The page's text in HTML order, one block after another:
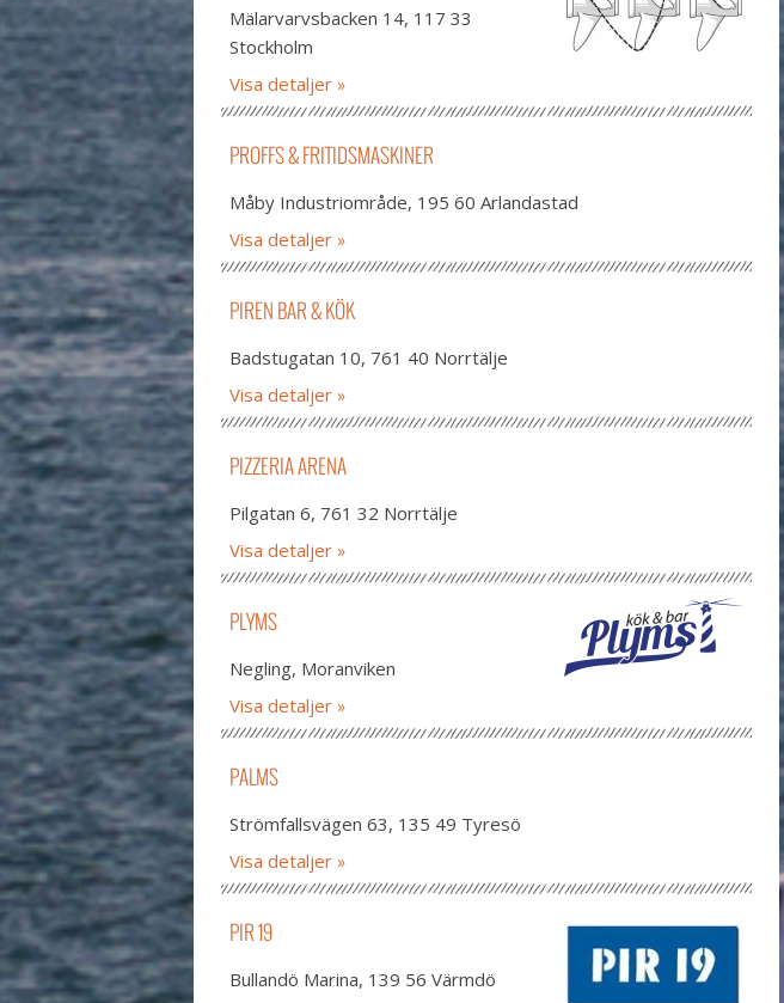
Mälarvarvsbacken 14, 117 33
Stockholm
Visa detaljer
PROFFS & FRITIDSMASKINER
Måby Industriområde, 195 60 Arlandastad
Visa detaljer
PIREN BAR & KÖK
Badstugatan 10, 761 40 Norrtälje
Visa detaljer
PIZZERIA ARENA
Pilgatan 6, 761 32 Norrtälje
Visa detaljer
PLYMS
Negling, Moranviken
Visa detaljer
PALMS
Strömfallsvägen 63, 135 49 Tyresö
Visa detaljer
PIR 19
Bullandö Marina, 139 56 Värmdö